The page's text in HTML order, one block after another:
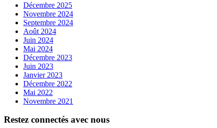
Décembre 2025
Novembre 2024
Septembre 2024
Août 2024
Juin 2024
Mai 2024
Décembre 2023
Juin 2023
Janvier 2023
Décembre 2022
Mai 2022
Novembre 2021
Restez connectés avec nous